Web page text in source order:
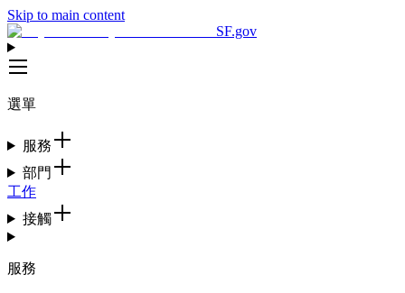
Skip to main content
SF.gov
選單
服務
部門
工作
接觸
服務